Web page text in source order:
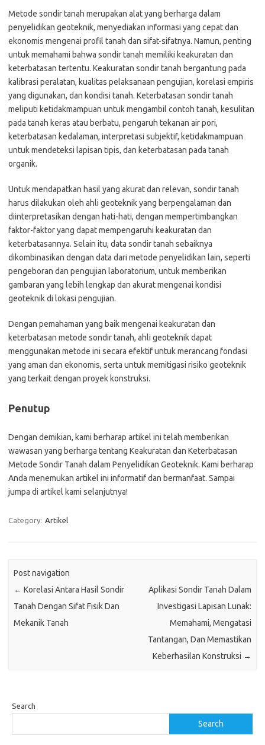
Metode sondir tanah merupakan alat yang berharga dalam
penyelidikan geoteknik, menyediakan informasi yang cepat dan
ekonomis mengenai profil tanah dan sifat-sifatnya. Namun, penting
untuk memahami bahwa sondir tanah memiliki keakuratan dan
keterbatasan tertentu. Keakuratan sondir tanah bergantung pada
kalibrasi peralatan, kualitas pelaksanaan pengujian, korelasi empiris
yang digunakan, dan kondisi tanah. Keterbatasan sondir tanah
meliputi ketidakmampuan untuk mengambil contoh tanah, kesulitan
pada tanah keras atau berbatu, pengaruh tekanan air pori,
keterbatasan kedalaman, interpretasi subjektif, ketidakmampuan
untuk mendeteksi lapisan tipis, dan keterbatasan pada tanah
organik.
Untuk mendapatkan hasil yang akurat dan relevan, sondir tanah
harus dilakukan oleh ahli geoteknik yang berpengalaman dan
diinterpretasikan dengan hati-hati, dengan mempertimbangkan
faktor-faktor yang dapat mempengaruhi keakuratan dan
keterbatasannya. Selain itu, data sondir tanah sebaiknya
dikombinasikan dengan data dari metode penyelidikan lain, seperti
pengeboran dan pengujian laboratorium, untuk memberikan
gambaran yang lebih lengkap dan akurat mengenai kondisi
geoteknik di lokasi pengujian.
Dengan pemahaman yang baik mengenai keakuratan dan
keterbatasan metode sondir tanah, ahli geoteknik dapat
menggunakan metode ini secara efektif untuk merancang fondasi
yang aman dan ekonomis, serta untuk memitigasi risiko geoteknik
yang terkait dengan proyek konstruksi.
Penutup
Dengan demikian, kami berharap artikel ini telah memberikan
wawasan yang berharga tentang Keakuratan dan Keterbatasan
Metode Sondir Tanah dalam Penyelidikan Geoteknik. Kami berharap
Anda menemukan artikel ini informatif dan bermanfaat. Sampai
jumpa di artikel kami selanjutnya!
Category: Artikel
Post navigation
← Korelasi Antara Hasil Sondir
Tanah Dengan Sifat Fisik Dan
Mekanik Tanah
Aplikasi Sondir Tanah Dalam
Investigasi Lapisan Lunak:
Memahami, Mengatasi
Tantangan, Dan Memastikan
Keberhasilan Konstruksi →
Search
Search